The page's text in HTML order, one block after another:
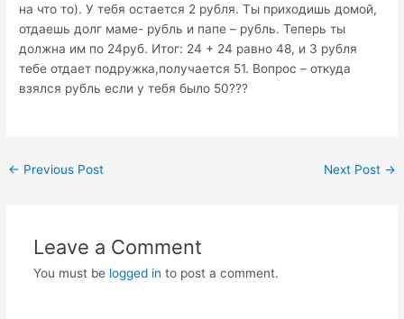
на что то). У тебя остается 2 рубля. Ты приходишь домой,
отдаешь долг маме- рубль и папе – рубль. Теперь ты
должна им по 24руб. Итог: 24 + 24 равно 48, и 3 рубля
тебе отдает подружка,получается 51. Вопрос – откуда
взялся рубль если у тебя было 50???
Post
← Previous Post Next Post →
Leave a Comment
You must be logged in to post a comment.